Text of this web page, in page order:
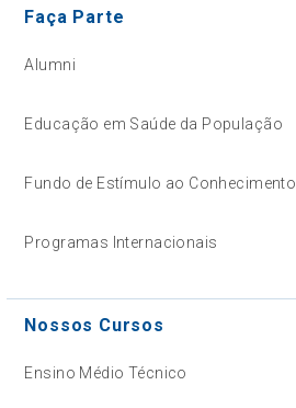
Faça Parte
Alumni
Educação em Saúde da População
Fundo de Estímulo ao Conhecimento
Programas Internacionais
Nossos Cursos
Ensino Médio Técnico